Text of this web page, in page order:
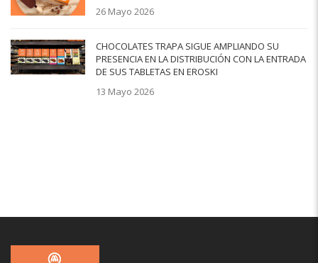
26 Mayo 2026
CHOCOLATES TRAPA SIGUE AMPLIANDO SU
PRESENCIA EN LA DISTRIBUCIÓN CON LA ENTRADA
DE SUS TABLETAS EN EROSKI
13 Mayo 2026